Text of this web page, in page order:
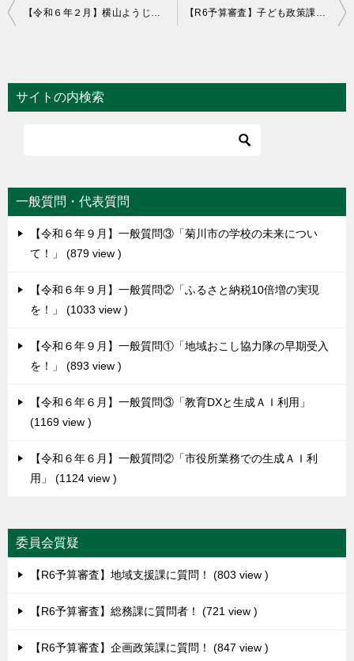
投
ビ
ゲ
ョ
ン
サイトの内検索
一般質問・代表質問
【令和６年９月】一般質問③「菊川市の学校の未来につい
て！」
879 view
【令和６年９月】一般質問②「ふるさと納税10倍増の実現
を！」
1033 view
【令和６年９月】一般質問①「地域おこし協力隊の早期受入
を！」
893 view
【令和６年６月】一般質問③「教育DXと生成ＡＩ利用」
1169 view
【令和６年６月】一般質問②「市役所業務での生成ＡＩ利
用」
1124 view
委員会質疑
【R6予算審査】地域支援課に質問！ 803 view
【R6予算審査】総務課に質問者！ 721 view
【R6予算審査】企画政策課に質問！ 847 view